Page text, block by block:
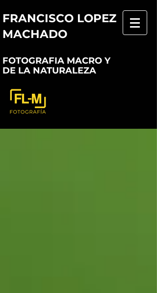
FRANCISCO LOPEZ
MACHADO
FOTOGRAFIA MACRO Y
DE LA NATURALEZA